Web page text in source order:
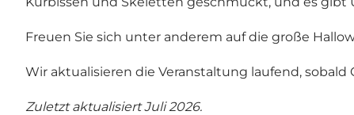
Freuen Sie sich unter anderem auf die große
Wir aktualisieren die Veranstaltung laufend, sobald
Zuletzt aktualisiert Juli 2026.